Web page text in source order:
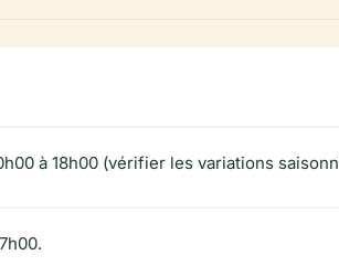
à 18h00 (vérifier les variations